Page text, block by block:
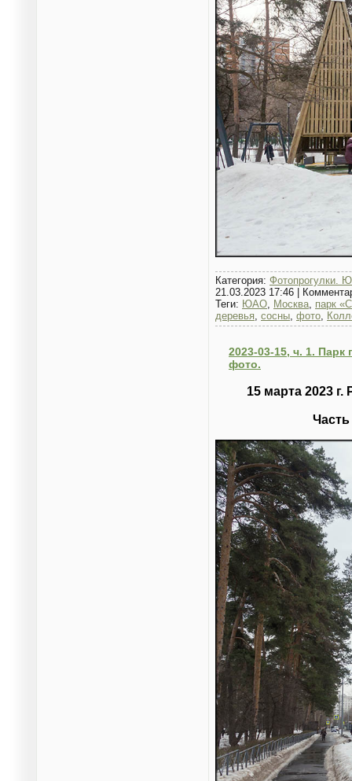
Категория: Фотопрогулки.
21.03.2023 17:46
Теги: ЮАО, Москва, парк
деревья, сосны, фото,
2023-03-15, ч. 1.
фото.
15 марта 2023